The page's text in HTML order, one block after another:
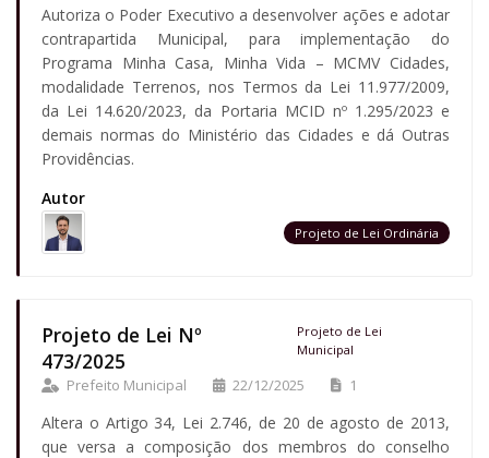
Autoriza o Poder Executivo a desenvolver ações e adotar
contrapartida Municipal, para implementação do
Programa Minha Casa, Minha Vida – MCMV Cidades,
modalidade Terrenos, nos Termos da Lei 11.977/2009,
da Lei 14.620/2023, da Portaria MCID nº 1.295/2023 e
demais normas do Ministério das Cidades e dá Outras
Providências.
Autor
Projeto de Lei Ordinária
Projeto de Lei Nº
473/2025
Projeto de Lei
Municipal
Prefeito Municipal 22/12/2025 1
Altera o Artigo 34, Lei 2.746, de 20 de agosto de 2013,
que versa a composição dos membros do conselho